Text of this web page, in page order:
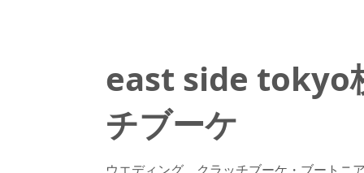
east side tokyo
チブーケ
ウエディング クラッチブーケ・ブートニ